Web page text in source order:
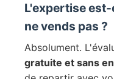
L'expertise
ne vends pas ?
Absolument.
gratuite et sans